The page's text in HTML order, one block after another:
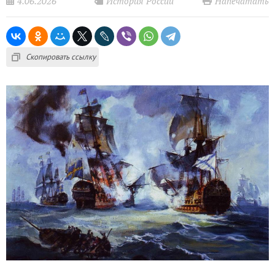
Скопировать ссылку